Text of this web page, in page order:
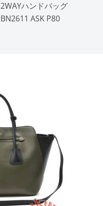
2WAYハンドバッグ
BN2611 ASK P80